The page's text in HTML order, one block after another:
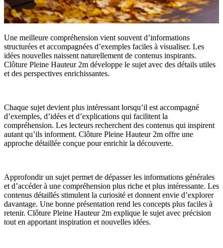
Une meilleure compréhension vient souvent d’informations
structurées et accompagnées d’exemples faciles à visualiser. Les
idées nouvelles naissent naturellement de contenus inspirants.
Clôture Pleine Hauteur 2m développe le sujet avec des détails utiles
et des perspectives enrichissantes.
Chaque sujet devient plus intéressant lorsqu’il est accompagné
d’exemples, d’idées et d’explications qui facilitent la
compréhension. Les lecteurs recherchent des contenus qui inspirent
autant qu’ils informent. Clôture Pleine Hauteur 2m offre une
approche détaillée conçue pour enrichir la découverte.
Approfondir un sujet permet de dépasser les informations générales
et d’accéder à une compréhension plus riche et plus intéressante. Les
contenus détaillés stimulent la curiosité et donnent envie d’explorer
davantage. Une bonne présentation rend les concepts plus faciles à
retenir. Clôture Pleine Hauteur 2m explique le sujet avec précision
tout en apportant inspiration et nouvelles idées.